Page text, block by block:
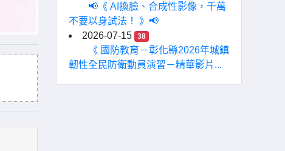
📢《 AI換臉、合成性影像，千萬
不要以身試法！ 》📢
2026-07-15
38
《 國防教育－彰化縣2026年城鎮
韌性全民防衛動員演習－精華影片...